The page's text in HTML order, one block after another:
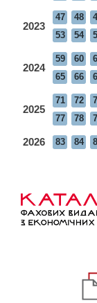
2023
47 48
53
54
2024
59 60
65
66
2025
71 72
77
78
2026 83 84